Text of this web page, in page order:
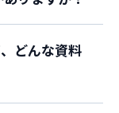
どんな資料